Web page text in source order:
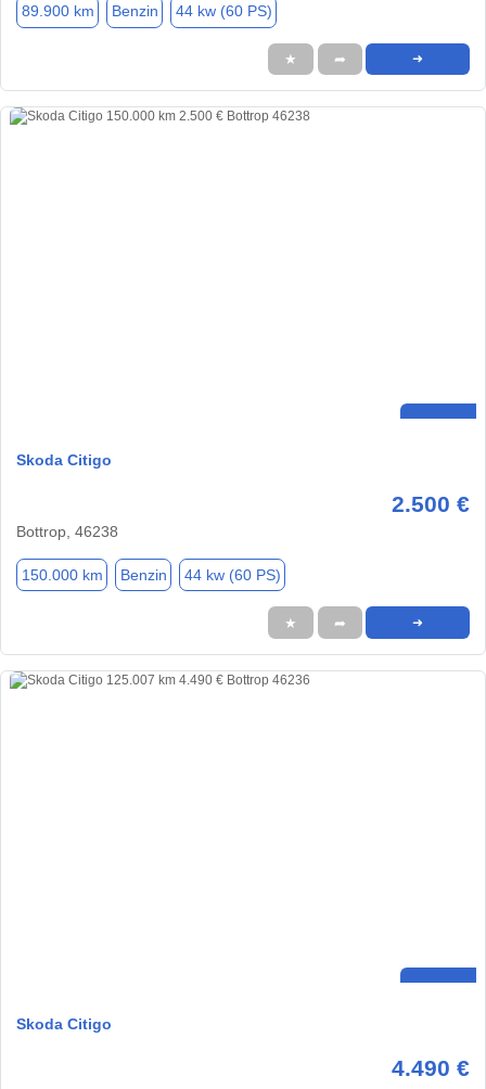
89.900 km Benzin 44 kw (60 PS)
★ ➦ ➜
Skoda Citigo
2.500 €
Bottrop, 46238
150.000 km Benzin 44 kw (60 PS)
★ ➦ ➜
Skoda Citigo
4.490 €